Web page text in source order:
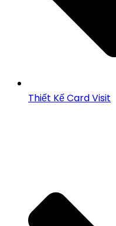
Thiết Kế Card Visit